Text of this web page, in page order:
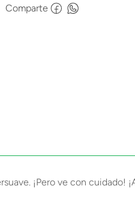
Comparte
¡Pero ve con cuidado!